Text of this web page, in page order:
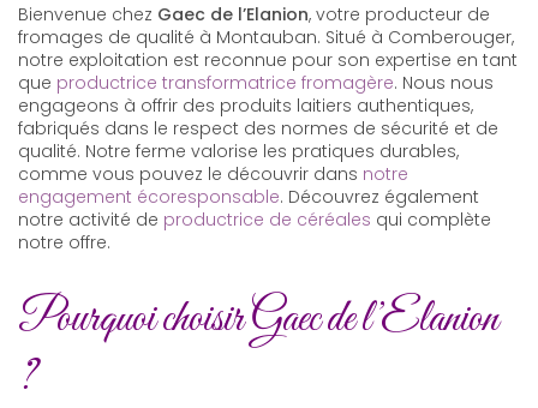
Bienvenue chez Gaec de l’Elanion, votre producteur de
fromages de qualité à Montauban. Situé à Comberouger,
notre exploitation est reconnue pour son expertise en tant
que productrice transformatrice fromagère. Nous nous
engageons à offrir des produits laitiers authentiques,
fabriqués dans le respect des normes de sécurité et de
qualité. Notre ferme valorise les pratiques durables,
comme vous pouvez le découvrir dans notre
engagement écoresponsable. Découvrez également
notre activité de productrice de céréales qui complète
notre offre.
Pourquoi choisir Gaec de l’Elanion
?